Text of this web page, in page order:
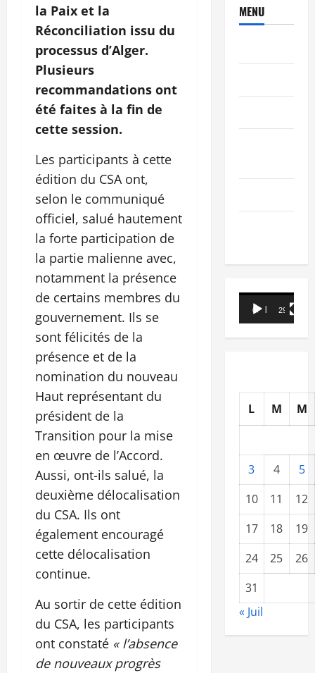
la Paix et la
Réconciliation issu du
processus d’Alger.
Plusieurs
recommandations ont
été faites à la fin de
cette session.
Les participants à cette
édition du CSA ont,
selon le communiqué
officiel, salué hautement
la forte participation de
la partie malienne avec,
notamment la présence
de certains membres du
gouvernement. Ils se
sont félicités de la
présence et de la
nomination du nouveau
Haut représentant du
président de la
Transition pour la mise
en œuvre de l’Accord.
Aussi, ont-ils salué, la
deuxième délocalisation
du CSA. Ils ont
également encouragé
cette délocalisation
continue.
Au sortir de cette édition
du CSA, les participants
ont constaté « l’absence
de nouveaux progrès
MENU
Lecteur
vidéo
00:00 29:21
L M M
3 4
5
10
11
12
17
18
19
24
25
26
31
« Juil